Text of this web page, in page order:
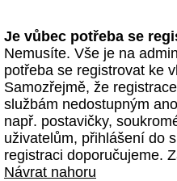
Je vůbec potřeba se
Nemusíte. Vše je na
potřeba se registrovat ke
Samozřejmě, že
službám nedostupným
např. postavičky,
uživatelům, přihlášení do
registraci doporučujeme.
Návrat nahoru